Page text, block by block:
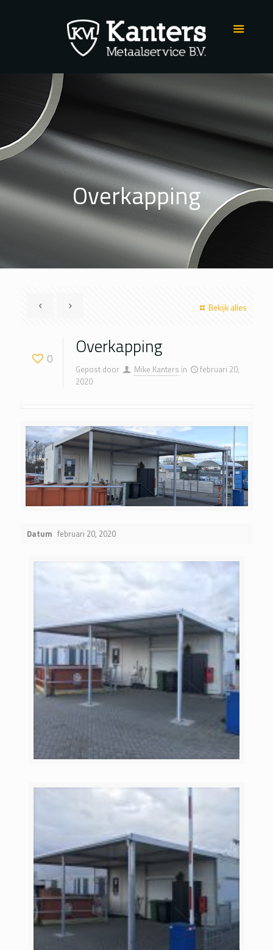
Overkapping
Bekijk alles
0
Overkapping
Gepost door Mike Kanters in
februari 20,
2020
Datum februari 20, 2020